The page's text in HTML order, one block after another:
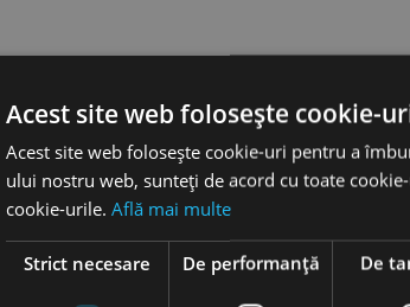
Tehnice Accesorii
Ø27 / 36 mm, Flex
Acest site web folosește cookie-
Acest site web folosește cookie-uri pentru a
ului nostru web, sunteți de acord cu toate
cookie-urile. Află mai multe
Strict necesare De performanță De